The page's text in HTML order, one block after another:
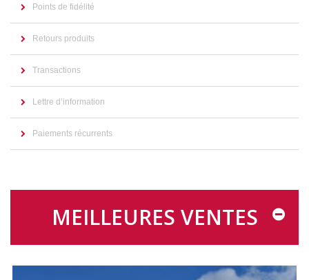
Points de fidélité
Retours produits
Transactions
Lettre d’information
Paiements récurrents
MEILLEURES VENTES